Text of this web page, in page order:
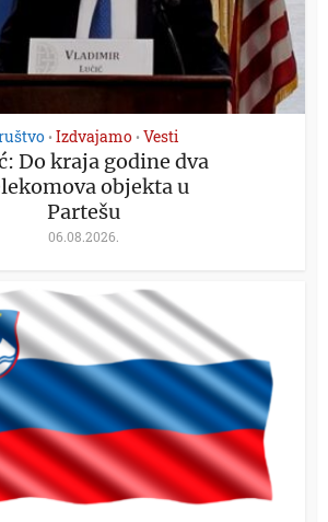
• Izdvajamo • Vesti
Do kraja godine dva
objekta u
Partešu
06.08.2026.